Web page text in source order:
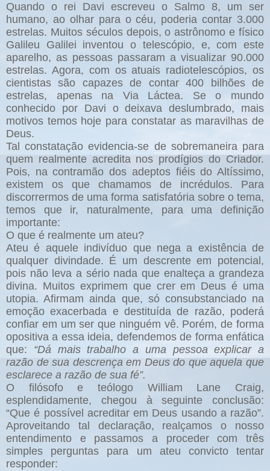
Quando o rei Davi escreveu o Salmo 8, um ser
humano, ao olhar para o céu, poderia contar 3.000
estrelas. Muitos séculos depois, o astrônomo e físico
Galileu Galilei inventou o telescópio, e, com este
aparelho, as pessoas passaram a visualizar 90.000
estrelas. Agora, com os atuais radiotelescópios, os
cientistas são capazes de contar 400 bilhões de
estrelas, apenas na Via Láctea. Se o mundo
conhecido por Davi o deixava deslumbrado, mais
motivos temos hoje para constatar as maravilhas de
Deus.
Tal constatação evidencia-se de sobremaneira para
quem realmente acredita nos prodígios do Criador.
Pois, na contramão dos adeptos fiéis do Altíssimo,
existem os que chamamos de incrédulos. Para
discorrermos de uma forma satisfatória sobre o tema,
temos que ir, naturalmente, para uma definição
importante:
O que é realmente um ateu?
Ateu é aquele indivíduo que nega a existência de
qualquer divindade. É um descrente em potencial,
pois não leva a sério nada que enalteça a grandeza
divina. Muitos exprimem que crer em Deus é uma
utopia. Afirmam ainda que, só consubstanciado na
emoção exacerbada e destituída de razão, poderá
confiar em um ser que ninguém vê. Porém, de forma
opositiva a essa ideia, defendemos de forma enfática
que: “Dá mais trabalho a uma pessoa explicar a
razão de sua descrença em Deus do que aquela que
esclarece a razão de sua fé”.
O filósofo e teólogo William Lane Craig,
esplendidamente, chegou à seguinte conclusão:
“Que é possível acreditar em Deus usando a razão”.
Aproveitando tal declaração, realçamos o nosso
entendimento e passamos a proceder com três
simples perguntas para um ateu convicto tentar
responder: